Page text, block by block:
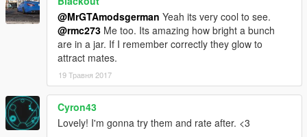
@MrGTAmodsgerman Yeah its very cool to see.
@rmc273 Me too. Its amazing how bright a bunch
are in a jar. If I remember correctly they glow to
attract mates.
19 Травня 2017
Cyron43
Lovely! I'm gonna try them and rate after. <3